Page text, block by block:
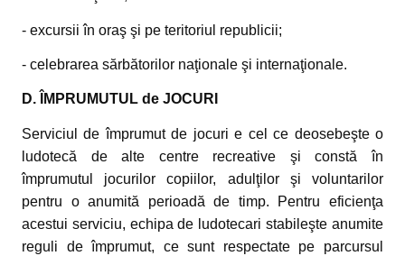
- excursii în oraş şi pe teritoriul republicii;
- celebrarea sărbătorilor naţionale şi internaţionale.
D. ÎMPRUMUTUL de JOCURI
Serviciul de împrumut de jocuri e cel ce deosebeşte o
ludotecă de alte centre recreative şi constă în
împrumutul jocurilor copiilor, adulţilor şi voluntarilor
pentru o anumită perioadă de timp. Pentru eficienţa
acestui serviciu, echipa de ludotecari stabileşte anumite
reguli de împrumut, ce sunt respectate pe parcursul